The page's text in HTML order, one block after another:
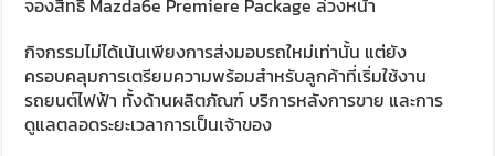
จองสิทธิ์ Mazda6e Premiere Package ล่วงหน้า
กิจกรรมไม่ได้เน้นเพียงการส่งมอบรถใหม่เท่านั้น แต่ยัง
ครอบคลุมการเตรียมความพร้อมสำหรับลูกค้าที่เริ่มใช้งาน
รถยนต์ไฟฟ้า ทั้งด้านผลิตภัณฑ์ บริการหลังการขาย และการ
ดูแลตลอดระยะเวลาการเป็นเจ้าของ